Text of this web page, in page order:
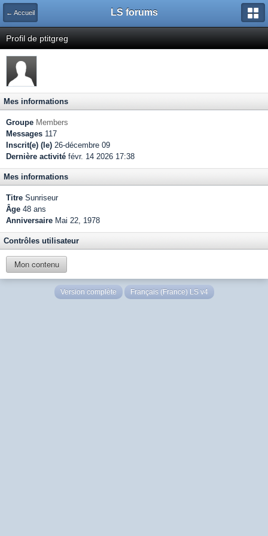
← Accueil LS forums
Profil de ptitgreg
Mes informations
Groupe Members
Messages 117
Inscrit(e) (le) 26-décembre 09
Dernière activité févr. 14 2026 17:38
Mes informations
Titre Sunriseur
Âge 48 ans
Anniversaire Mai 22, 1978
Contrôles utilisateur
Mon contenu
Version complète Français (France) LS v4